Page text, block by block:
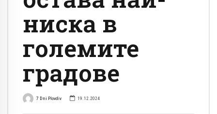
ниска в
големите
градове
7 Dni Plovdiv 19.12.2024